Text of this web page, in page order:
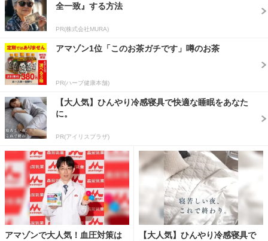
全一致』する方法
PR(株式会社MURA)
アマゾン1位「このお茶ガチです」噂のお茶
PR(ハーブ健康本舗)
【大人気】ひんやり冷感寝具で快適な睡眠をあなた
に。
PR(アイリスプラザ)
アマゾンで大人気！血圧対策は
【大人気】ひんやり冷感寝具で